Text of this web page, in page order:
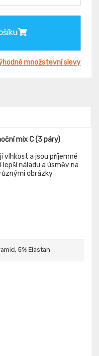
množstevní slevy
mix C (3 páry)
vlhkost a jsou příjemné
náladu a úsměv na
obrázky
5% Elastan